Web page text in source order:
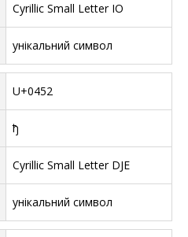
Cyrillic Small Letter IO
унікальний символ
U+0452
ђ
Cyrillic Small Letter DJE
унікальний символ